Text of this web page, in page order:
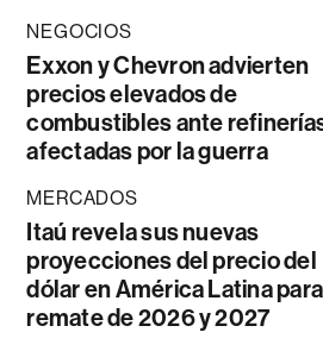
NEGOCIOS
Exxon y Chevron advierten
precios elevados de
combustibles ante
afectadas por la guerra
MERCADOS
Itaú revela sus nuevas
proyecciones del precio del
dólar en América Latina
remate de 2026 y 2027